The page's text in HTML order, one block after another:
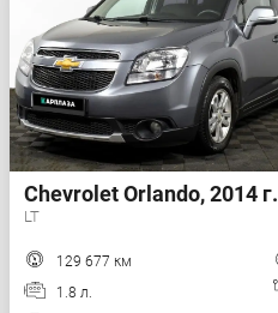
Chevrolet Orlando, 2014 г.
LT
129 677 км
1.8 л.